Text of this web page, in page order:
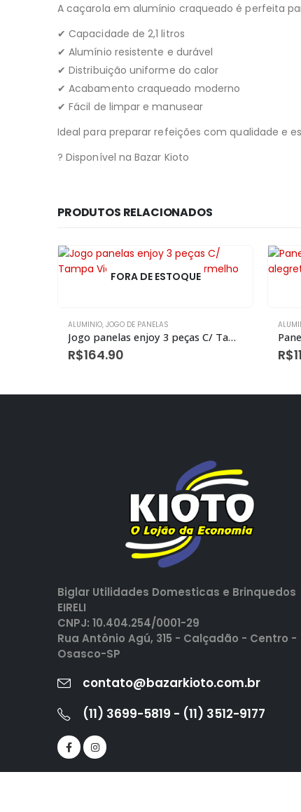
A caçarola em alumínio craqueado é perfeita
✔ Capacidade de 2,1 litros
✔ Alumínio resistente e durável
✔ Distribuição uniforme do calor
✔ Acabamento craqueado moderno
✔ Fácil de limpar e manusear
Ideal para preparar refeições com qualidade e
? Disponível na Bazar Kioto
PRODUTOS RELACIONADOS
FORA DE ESTOQUE
ALUMINIO, JOGO DE PANELAS
Jogo panelas enjoy 3 peças C/ Tampa Vidro antiaderente Vermelho
R$164.90 R$
Biglar Utilidades Domesticas e Brinquedos
EIRELI
CNPJ: 10.404.254/0001-29
Rua Antônio Agú, 315 - Calçadão - Centro -
Osasco-SP
contato@bazarkioto.com.br
(11) 3699-5819 - (11) 3512-9177